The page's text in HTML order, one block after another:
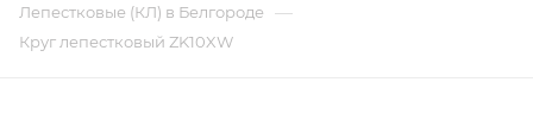
Лепестковые (КЛ) в Белгороде —
Круг лепестковый ZK10XW